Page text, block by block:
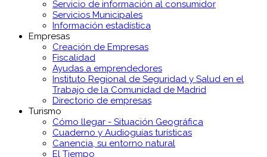
Servicio de información al consumidor
Servicios Municipales
Información estadística
Empresas
Creación de Empresas
Fiscalidad
Ayudas a emprendedores
Instituto Regional de Seguridad y Salud en el
Trabajo de la Comunidad de Madrid
Directorio de empresas
Turismo
Cómo llegar - Situación Geográfica
Cuaderno y Audioguías turísticas
Canencia, su entorno natural
El Tiempo